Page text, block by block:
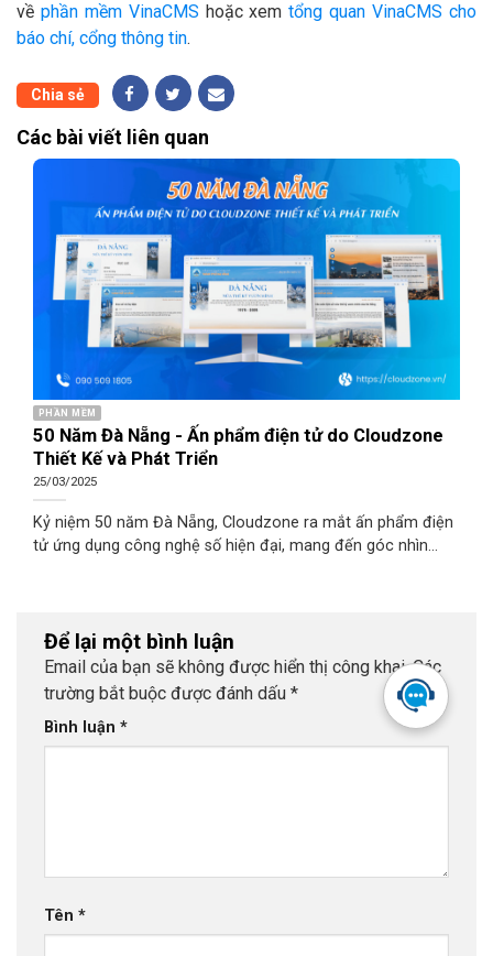
về phần mềm VinaCMS hoặc xemtổng quan VinaCMS cho
báo chí, cổng thông tin.
Chia sẻ
Các bài viết liên quan
PHẦN MỀM
50 Năm Đà Nẵng - Ấn phẩm điện tử do Cloudzone
Thiết Kế và Phát Triển
25/03/2025
Kỷ niệm 50 năm Đà Nẵng, Cloudzone ra mắt ấn phẩm điện
tử ứng dụng công nghệ số hiện đại, mang đến góc nhìn
Để lại một bình luận
Email của bạn sẽ không được hiển thị công khai. Các
trường bắt buộc được đánh dấu *
Bình luận *
Tên *